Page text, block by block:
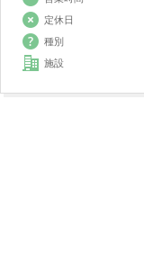
定休日
種別
施設